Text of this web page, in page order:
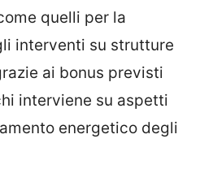
quelli per la
interventi su strutture
ai bonus previsti
interviene su aspetti
energetico degli